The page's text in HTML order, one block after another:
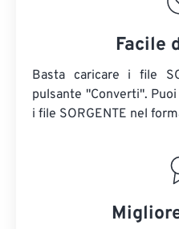
Facile
Basta caricare i file
pulsante "Converti".
i file SORGENTE nel